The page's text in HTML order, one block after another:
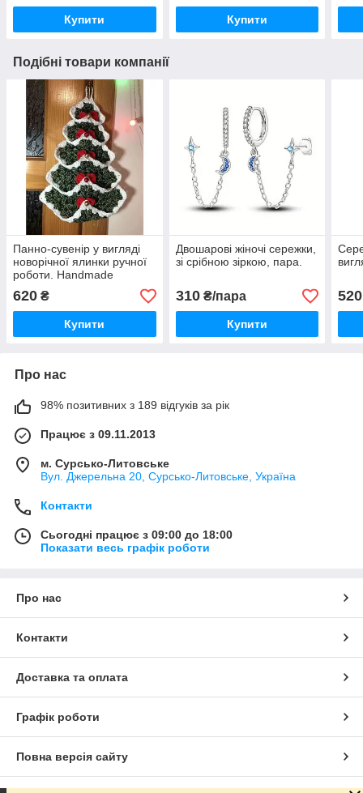
Купити Купити
Подібні товари компанії
Панно-сувенір у вигляді
новорічної ялинки ручної
роботи. Handmade
620 ₴
Купити
Двошарові жіночі сережки,
зі срібною зіркою, пара.
310₴/пара
Купити
520
Про нас
98% позитивних з 189 відгуків за рік
Працює з 09.11.2013
м. Сурсько-Литовське
Вул. Джерельна 20, Сурсько-Литовське, Україна
Контакти
Сьогодні працює з 09:00 до 18:00
Показати весь графік роботи
Про нас
Контакти
Доставка та оплата
Графік роботи
Повна версія сайту